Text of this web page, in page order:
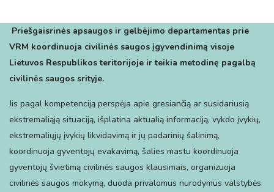
Priešgaisrinės apsaugos ir gelbėjimo departamentas prie
VRM koordinuoja civilinės saugos įgyvendinimą visoje
Lietuvos Respublikos teritorijoje ir teikia metodinę pagalbą
civilinės saugos srityje.
Jis pagal kompetenciją perspėja apie gresiančią ar susidariusią
ekstremaliąją situaciją, išplatina aktualią informaciją, vykdo įvykių,
ekstremaliųjų įvykių likvidavimą ir jų padarinių šalinimą,
koordinuoja gyventojų evakavimą, šalies mastu koordinuoja
gyventojų švietimą civilinės saugos klausimais, organizuoja
civilinės saugos mokymą, duoda privalomus nurodymus valstybės